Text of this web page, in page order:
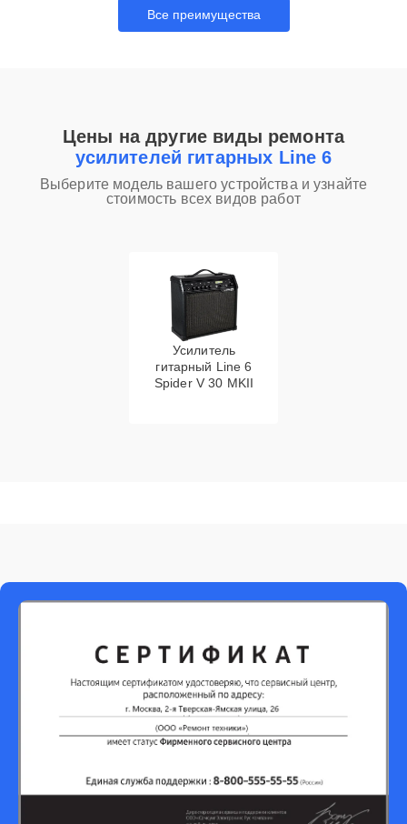
Все преимущества
Цены на другие виды ремонта
усилителей гитарных Line 6
Выберите модель вашего устройства и узнайте
стоимость всех видов работ
Усилитель
гитарный Line 6
Spider V 30 MKII